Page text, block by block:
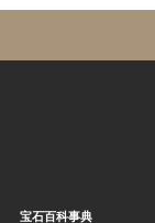
宝石百科事典